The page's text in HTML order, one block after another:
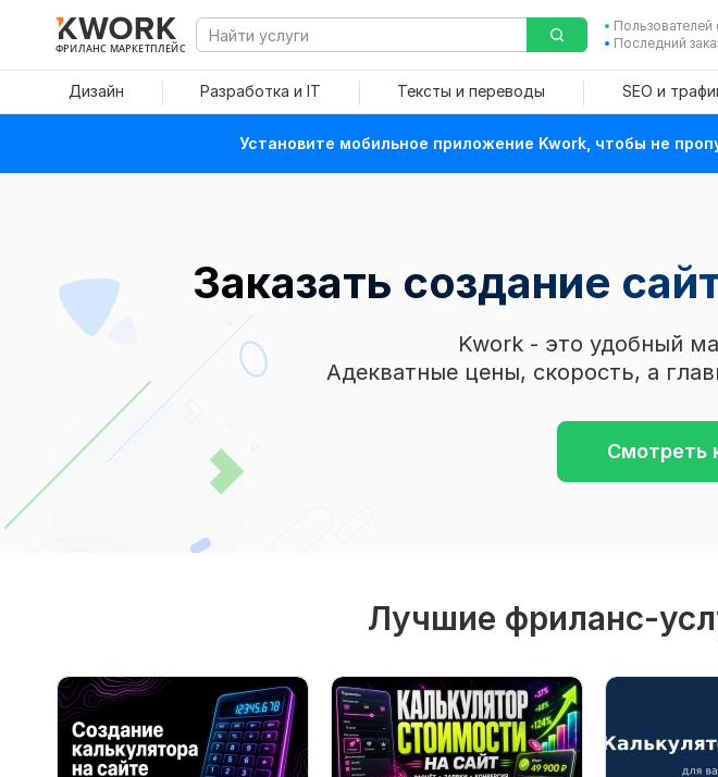
ФРИЛАНС МАРКЕТПЛЕЙС
Пользователей
Последний
Дизайн Разработка и IT Тексты и переводы SEO и
Установите мобильное приложение Kwork, чтобы не
Заказать создание
Kwork - это удобный
Адекватные цены, скорость, а
Смотреть
Лучшие фриланс-